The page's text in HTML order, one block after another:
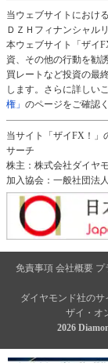
当ウェブサイトにおけ
ＤＺＨフィナンシャル
本ウェブサイト「ザイ
資、その他の行動を勧
買レートなど投資の最
します。さらに詳しい
権」 のページをご確認
当サイト「ザイFX！」
サーチ
株主：株式会社ダイヤ
加入協会：一般社団法
免責事項 会社概要 プ
ダイヤモンド社のサ
ザイ・オ
2026